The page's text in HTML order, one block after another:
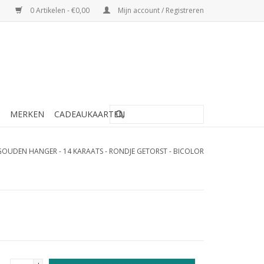
0 Artikelen - €0,00 Mijn account / Registreren
MERKEN CADEAUKAARTEN
HANGER - 14 KARAATS - RONDJE GETORST - BICOLOR